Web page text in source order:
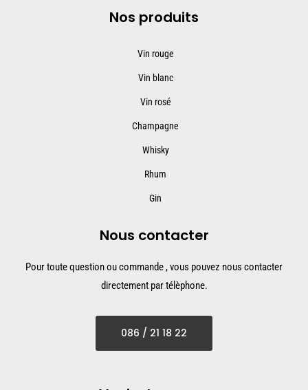
Nos produits
Vin rouge
Vin blanc
Vin rosé
Champagne
Whisky
Rhum
Gin
Nous contacter
Pour toute question ou commande , vous pouvez nous contacter
directement par télèphone.
086 / 21 18 22